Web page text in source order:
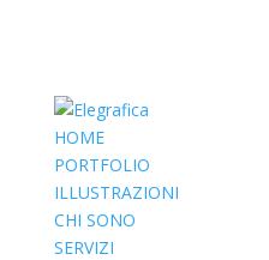
HOME
PORTFOLIO
ILLUSTRAZIONI
CHI SONO
SERVIZI